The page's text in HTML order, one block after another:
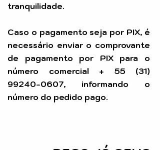
tranquilidade.
Caso o pagamento seja por PIX, é
necessário enviar o comprovante
de pagamento por PIX para o
número comercial + 55 (31)
99240-0607, informando o
número do pedido pago.